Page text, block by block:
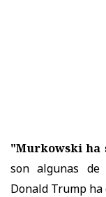
"Murkowski ha
son algunas de
Donald Trump ha